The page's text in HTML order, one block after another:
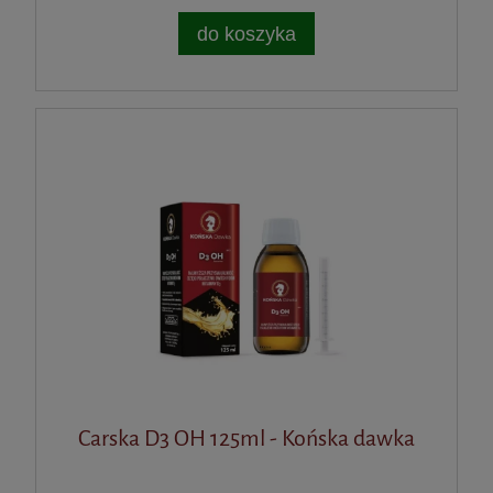
do koszyka
47,90 zł
do koszyka
Carska D3 OH 125ml - Końska dawka